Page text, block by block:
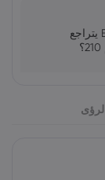
سعر بيتكوين كاش اليوم: BCH/USD يتراجع